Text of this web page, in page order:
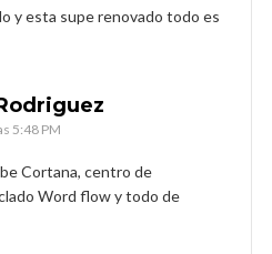
y esta supe renovado todo es
5:48 PM
Cortana, centro de
Word flow y todo de